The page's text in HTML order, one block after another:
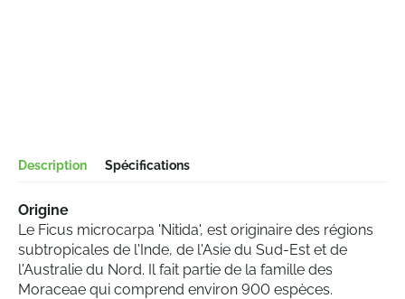
Description Spécifications
Origine
Le Ficus microcarpa 'Nitida', est originaire des régions
subtropicales de l'Inde, de l'Asie du Sud-Est et de
l'Australie du Nord. Il fait partie de la famille des
Moraceae qui comprend environ 900 espèces.